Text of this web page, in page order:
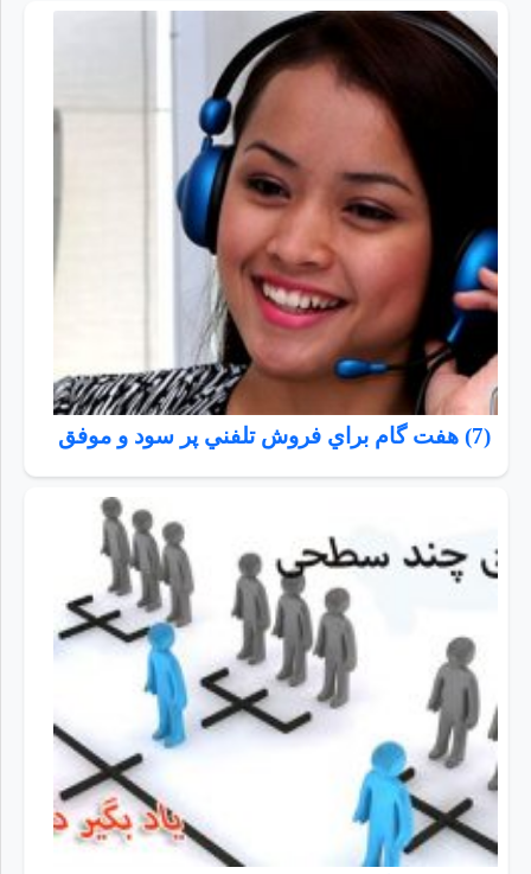
(7) هفت گام براي فروش تلفني پر سود و موفق